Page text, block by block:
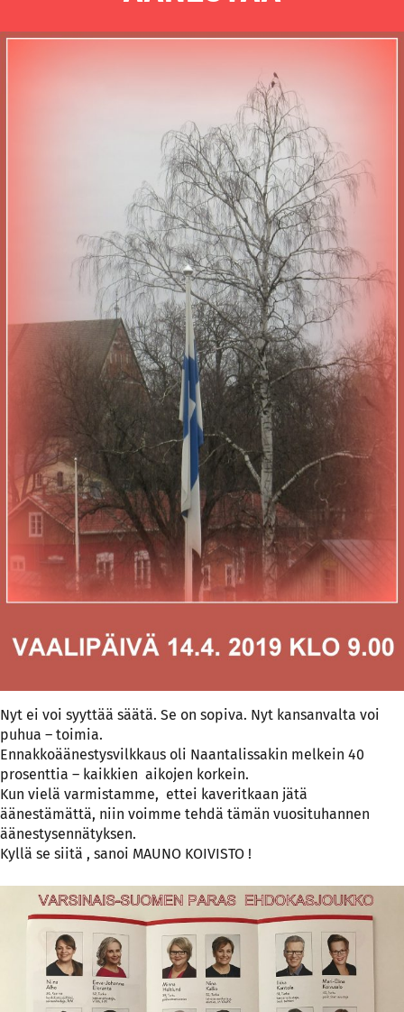
Nyt ei voi syyttää säätä. Se on sopiva. Nyt kansanvalta voi
puhua – toimia.
Ennakkoäänestysvilkkaus oli Naantalissakin melkein 40
prosenttia – kaikkien aikojen korkein.
Kun vielä varmistamme, ettei kaveritkaan jätä
äänestämättä, niin voimme tehdä tämän vuosituhannen
äänestysennätyksen.
Kyllä se siitä , sanoi MAUNO KOIVISTO !